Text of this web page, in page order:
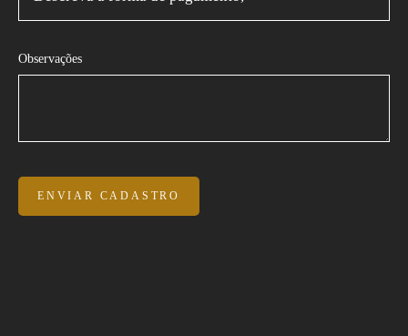
Observações
ENVIAR CADASTRO